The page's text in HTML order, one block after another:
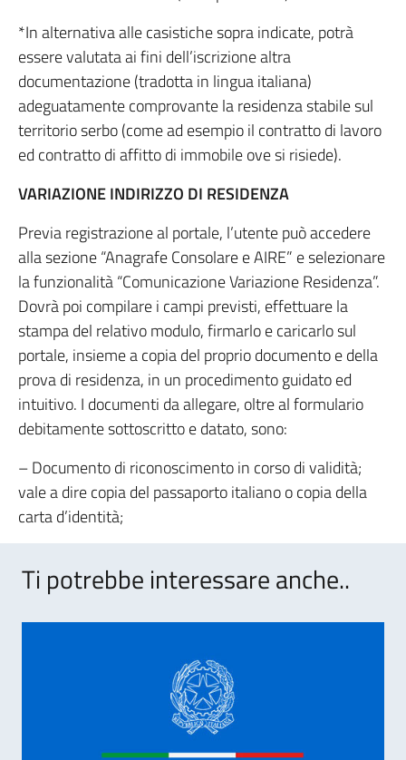
*In alternativa alle casistiche sopra indicate, potrà
essere valutata ai fini dell’iscrizione altra
documentazione (tradotta in lingua italiana)
adeguatamente comprovante la residenza stabile sul
territorio serbo (come ad esempio il contratto di lavoro
ed contratto di affitto di immobile ove si risiede).
VARIAZIONE INDIRIZZO DI RESIDENZA
Previa registrazione al portale, l’utente può accedere
alla sezione “Anagrafe Consolare e AIRE” e selezionare
la funzionalità “Comunicazione Variazione Residenza”.
Dovrà poi compilare i campi previsti, effettuare la
stampa del relativo modulo, firmarlo e caricarlo sul
portale, insieme a copia del proprio documento e della
prova di residenza, in un procedimento guidato ed
intuitivo. I documenti da allegare, oltre al formulario
debitamente sottoscritto e datato, sono:
– Documento di riconoscimento in corso di validità;
vale a dire copia del passaporto italiano o copia della
carta d’identità;
Ti potrebbe interessare anche..